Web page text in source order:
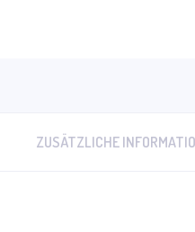
ZUSÄTZLICHE